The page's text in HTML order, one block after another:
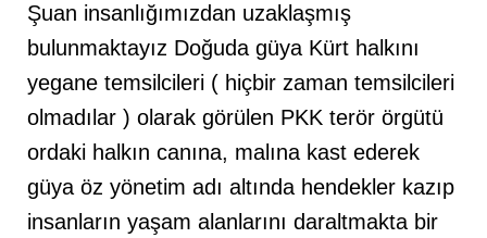
Şuan insanlığımızdan uzaklaşmış
bulunmaktayız Doğuda güya Kürt halkını
yegane temsilcileri ( hiçbir zaman temsilcileri
olmadılar ) olarak görülen PKK terör örgütü
ordaki halkın canına, malına kast ederek
güya öz yönetim adı altında hendekler kazıp
insanların yaşam alanlarını daraltmakta bir